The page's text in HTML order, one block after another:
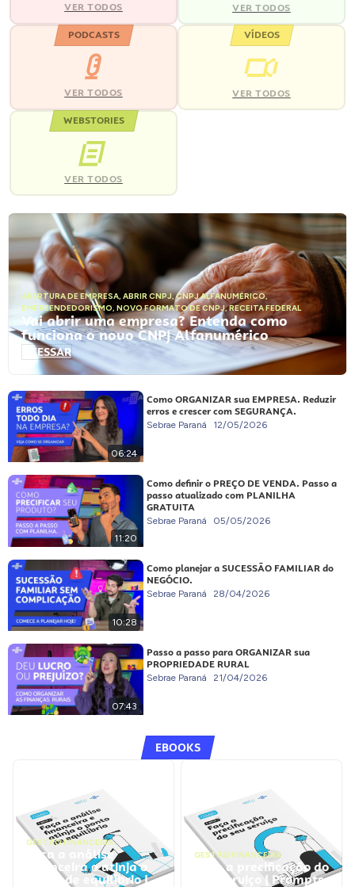
VER TODOS VER TODOS
PODCASTS
VER TODOS
VÍDEOS
VER TODOS
WEBSTORIES
VER TODOS
ABERTURA DE EMPRESA, ABRIR CNPJ,CNPJ ALFANUMÉRICO,
EMPREENDEDORISMO, NOVO FORMATO DE CNPJ,RECEITA FEDERAL
Vai abrir uma empresa? Entenda como
funciona o novo CNPJ Alfanumérico
ACESSAR
06:24
Como ORGANIZAR sua EMPRESA. Reduzir
erros e crescer com SEGURANÇA.
Sebrae Paraná 12/05/2026
11:20
Como definir o PREÇO DE VENDA. Passo a
passo atualizado com PLANILHA
GRATUITA
Sebrae Paraná 05/05/2026
10:28
Como planejar a SUCESSÃO FAMILIAR do
NEGÓCIO.
Sebrae Paraná 28/04/2026
07:43
Passo a passo para ORGANIZAR sua
PROPRIEDADE RURAL
Sebrae Paraná 21/04/2026
EBOOKS
GESTÃO FINANCEIRA
Faça a análise
financeira e atinja o
ponto de equilíbrio |
GESTÃO FINANCEIRA
Faça a precificação do
seu serviço | Prompts